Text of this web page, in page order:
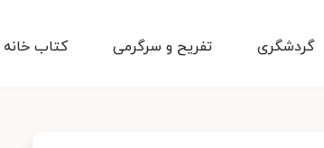
کتاب خانه تفریح و سرگرمی گردشگری